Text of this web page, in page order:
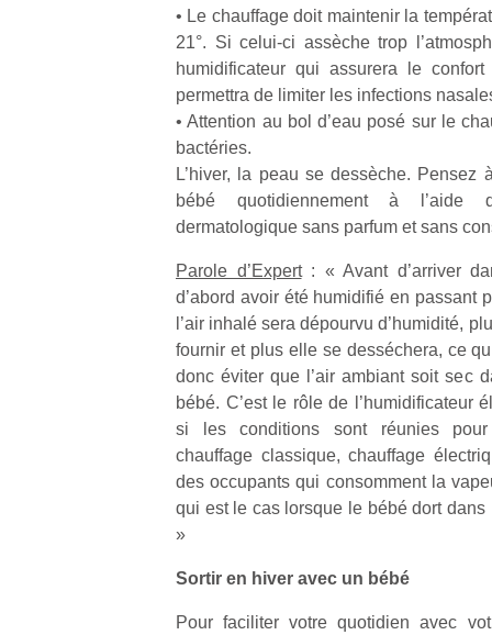
• Le chauffage doit maintenir la
21°. Si celui-ci assèche trop
humidificateur qui assurera le
permettra de limiter les infections
• Attention au bol d’eau posé sur le
bactéries.
L’hiver, la peau se dessèche.
bébé quotidiennement à l’aide
dermatologique sans parfum et sans
Parole d’Expert: « Avant d’arriver
d’abord avoir été humidifié en passant
l’air inhalé sera dépourvu d’humidité,
fournir et plus elle se desséchera, ce
donc éviter que l’air ambiant soit sec
bébé. C’est le rôle de l’humidificateur
si les conditions sont réunies pour
chauffage classique, chauffage
des occupants qui consomment la
qui est le cas lorsque le bébé dort
»
Sortir en hiver avec un bébé
Pour faciliter votre quotidien avec